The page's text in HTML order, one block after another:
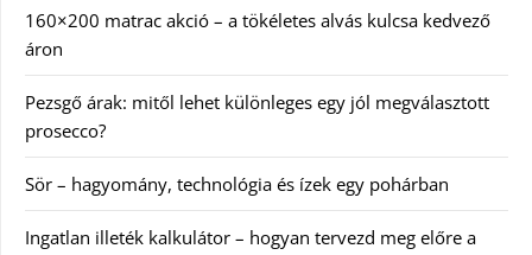
160×200 matrac akció – a tökéletes alvás kulcsa kedvező
áron
Pezsgő árak: mitől lehet különleges egy jól megválasztott
prosecco?
Sör – hagyomány, technológia és ízek egy pohárban
Ingatlan illeték kalkulátor – hogyan tervezd meg előre a